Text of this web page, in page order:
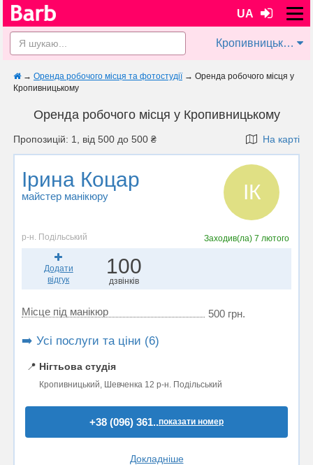
UA
Кропивницький
→ Оренда робочого місця та фотостудії → Оренда робочого місця у
Кропивницькому
Оренда робочого місця у Кропивницькому
Пропозицій: 1, від 500 до 500 ₴ На карті
Ірина Коцар
майстер манікюру ІК
р-н. Подільський Заходив(ла) 7 лютого
Додати
відгук
100
дзвінків
Місце під манікюр 500 грн.
➡️ Усі послуги та ціни (6)
📍 Нігтьова студія
Кропивницький, Шевченка 12 р-н. Подільський
+38 (096) 361..показати номер
Докладніше